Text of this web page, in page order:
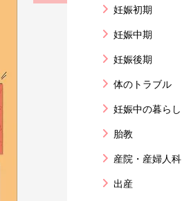
妊娠初期
妊娠中期
妊娠後期
体のトラブル
妊娠中の暮らし
胎教
産院・産婦人科
出産